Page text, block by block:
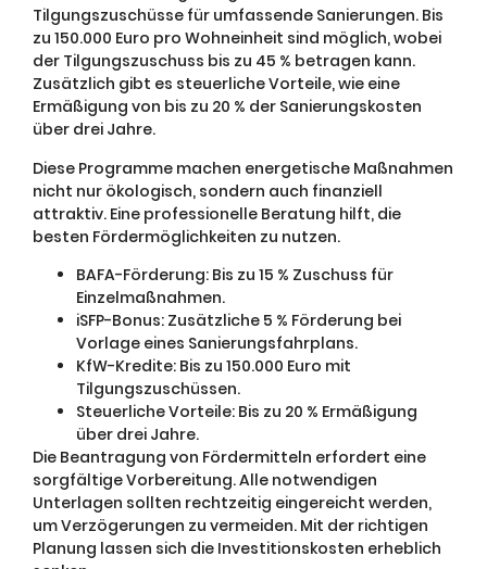
Tilgungszuschüsse für umfassende Sanierungen. Bis
zu 150.000 Euro pro Wohneinheit sind möglich, wobei
der Tilgungszuschuss bis zu 45 % betragen kann.
Zusätzlich gibt es steuerliche Vorteile, wie eine
Ermäßigung von bis zu 20 % der Sanierungskosten
über drei Jahre.
Diese Programme machen energetische Maßnahmen
nicht nur ökologisch, sondern auch finanziell
attraktiv. Eine professionelle Beratung hilft, die
besten Fördermöglichkeiten zu nutzen.
BAFA-Förderung: Bis zu 15 % Zuschuss für
Einzelmaßnahmen.
iSFP-Bonus: Zusätzliche 5 % Förderung bei
Vorlage eines Sanierungsfahrplans.
KfW-Kredite: Bis zu 150.000 Euro mit
Tilgungszuschüssen.
Steuerliche Vorteile: Bis zu 20 % Ermäßigung
über drei Jahre.
Die Beantragung von Fördermitteln erfordert eine
sorgfältige Vorbereitung. Alle notwendigen
Unterlagen sollten rechtzeitig eingereicht werden,
um Verzögerungen zu vermeiden. Mit der richtigen
Planung lassen sich die Investitionskosten erheblich